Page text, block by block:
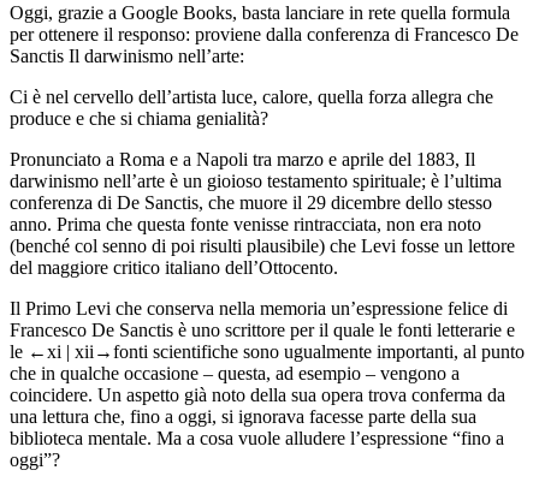
Oggi, grazie a Google Books, basta lanciare in rete quella formula
per ottenere il responso: proviene dalla conferenza di Francesco De
Sanctis Il darwinismo nell’arte:
Ci è nel cervello dell’artista luce, calore, quella forza allegra che
produce e che si chiama genialità?
Pronunciato a Roma e a Napoli tra marzo e aprile del 1883, Il
darwinismo nell’arte è un gioioso testamento spirituale; è l’ultima
conferenza di De Sanctis, che muore il 29 dicembre dello stesso
anno. Prima che questa fonte venisse rintracciata, non era noto
(benché col senno di poi risulti plausibile) che Levi fosse un lettore
del maggiore critico italiano dell’Ottocento.
Il Primo Levi che conserva nella memoria un’espressione felice di
Francesco De Sanctis è uno scrittore per il quale le fonti letterarie e
le ←xi | xii→fonti scientifiche sono ugualmente importanti, al punto
che in qualche occasione – questa, ad esempio – vengono a
coincidere. Un aspetto già noto della sua opera trova conferma da
una lettura che, fino a oggi, si ignorava facesse parte della sua
biblioteca mentale. Ma a cosa vuole alludere l’espressione “fino a
oggi”?